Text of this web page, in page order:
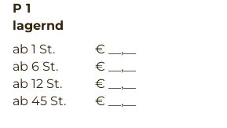
P 1
lagernd
ab 1 St.
€ __,__
ab 6 St.
€ __,__
ab 12 St.
€ __,__
ab 45 St.
€ __,__